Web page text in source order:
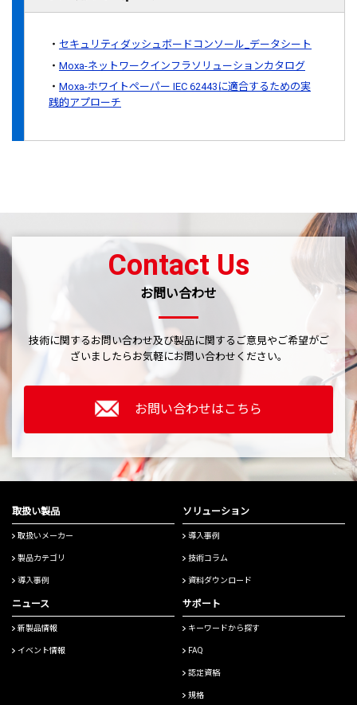
セキュリティダッシュボードコンソール_データシート
Moxa-ネットワークインフラソリューションカタログ
Moxa-ホワイトペーパー IEC 62443に適合するための実
践的アプローチ
Contact Us
お問い合わせ
技術に関するお問い合わせ及び製品に関するご意見やご希望がご
ざいましたら お気軽にお問い合わせください。
お問い合わせはこちら
取扱い製品
取扱いメーカー
製品カテゴリ
導入事例
ソリューション
導入事例
技術コラム
資料ダウンロード
ニュース
新製品情報
イベント情報
サポート
キーワードから探す
FAQ
認定資格
規格